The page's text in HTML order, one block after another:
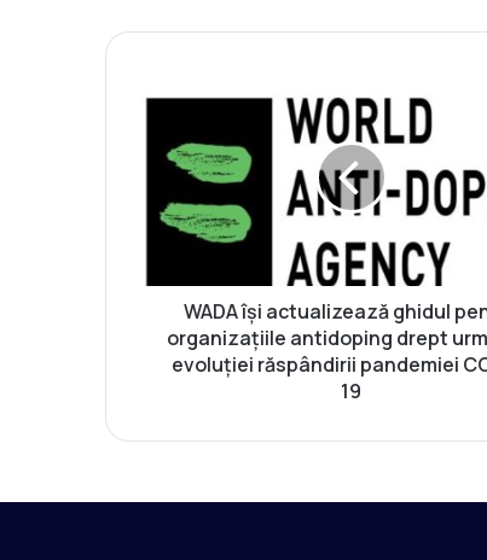
A
c
z
WADA își actualizează ghidul
organizațiile antidoping drept
evoluției răspândirii pandemiei
19